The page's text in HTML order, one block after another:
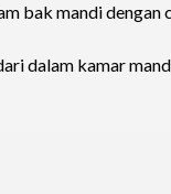
bak mandi dengan
dalam kamar